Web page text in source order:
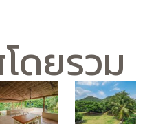
ดยรวม